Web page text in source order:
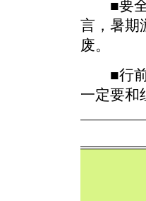
■要全
言，暑期
废。
■行前
一定要和